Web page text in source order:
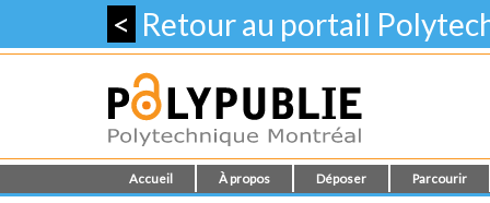
< Retour au portail
Accueil À propos Déposer Parcourir